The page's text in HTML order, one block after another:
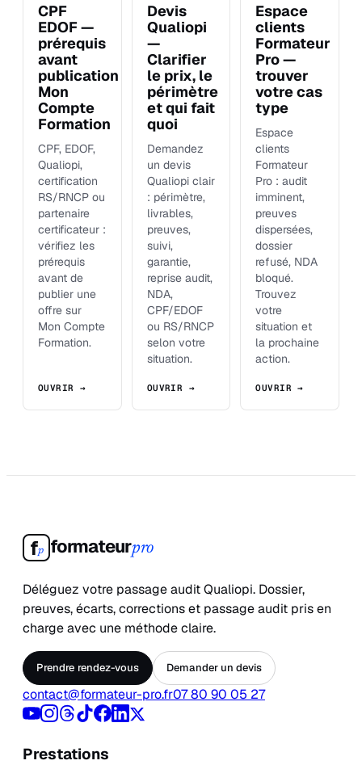
CPF
EDOF —
prérequis
avant
publication
Mon
Compte
Formation
CPF, EDOF,
Qualiopi,
certification
RS/RNCP ou
partenaire
certificateur :
vérifiez les
prérequis
avant de
publier une
offre sur
Mon Compte
Formation.
OUVRIR →
Devis
Qualiopi
—
Clarifier
le prix, le
périmètre
et qui fait
quoi
Demandez
un devis
Qualiopi clair
: périmètre,
livrables,
preuves,
suivi,
garantie,
reprise audit,
NDA,
CPF/EDOF
ou RS/RNCP
selon votre
situation.
OUVRIR →
Espace
clients
Formateur
Pro —
trouver
votre cas
type
Espace
clients
Formateur
Pro : audit
imminent,
preuves
dispersées,
dossier
refusé, NDA
bloqué.
Trouvez
votre
situation et
la prochaine
action.
OUVRIR →
fp formateurpro
Déléguez votre passage audit Qualiopi. Dossier,
preuves, écarts, corrections et passage audit pris en
charge avec une méthode claire.
Prendre rendez-vous Demander un devis
contact@formateur-pro.fr07 80 90 05 27
Prestations